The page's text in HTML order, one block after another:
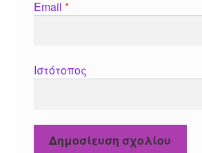
Email *
Ιστότοπος